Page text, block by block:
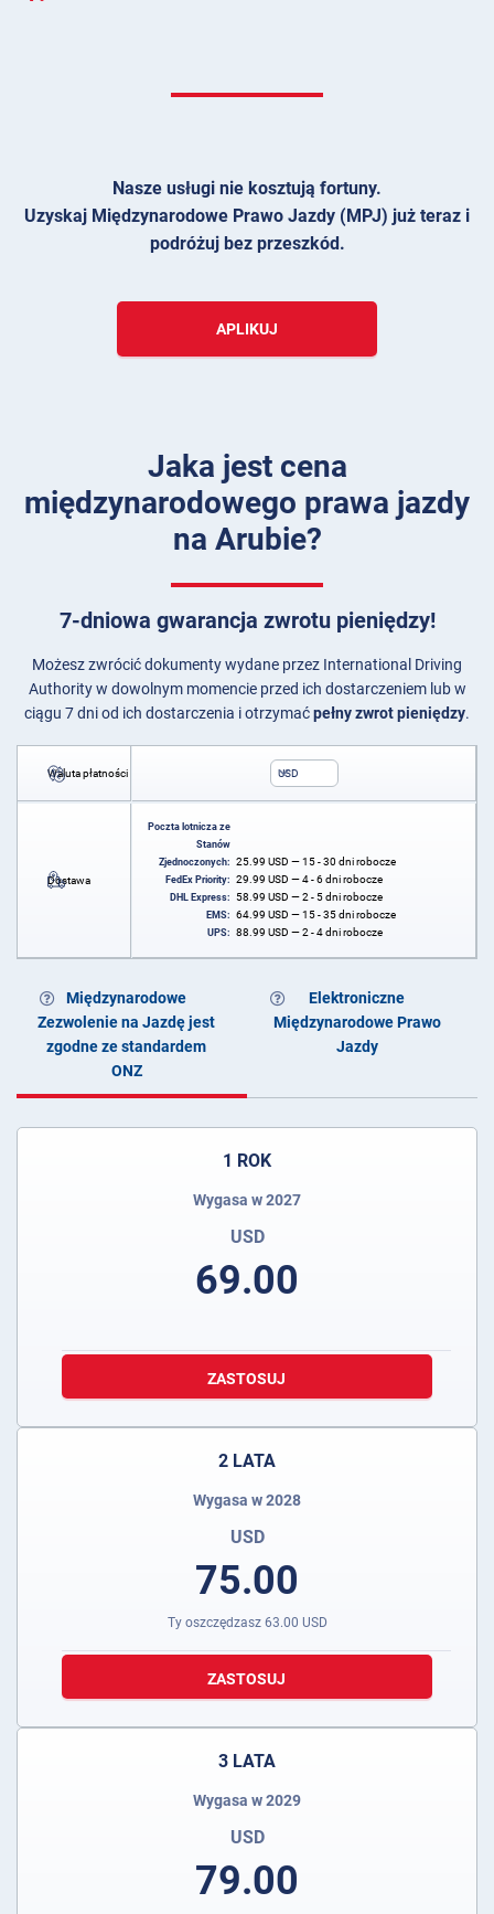
Nasze usługi nie kosztują fortuny.
Uzyskaj Międzynarodowe Prawo Jazdy (MPJ) już teraz i
podróżuj bez przeszkód.
APLIKUJ
Jaka jest cena
międzynarodowego prawa jazdy
na Arubie?
7-dniowa gwarancja zwrotu pieniędzy!
Możesz zwrócić dokumenty wydane przez International Driving
Authority w dowolnym momencie przed ich dostarczeniem lub w
ciągu 7 dni od ich dostarczenia i otrzymaćpełny zwrot pieniędzy.
Waluta płatności USD
Dostawa
Poczta lotnicza ze
Stanów
Zjednoczonych:
25.99 USD — 15 - 30 dni robocze
FedEx Priority: 29.99 USD — 4 - 6 dni robocze
DHL Express: 58.99 USD — 2 - 5 dni robocze
EMS: 64.99 USD — 15 - 35 dni robocze
UPS: 88.99 USD — 2 - 4 dni robocze
Międzynarodowe
Zezwolenie na Jazdę jest
zgodne ze standardem
ONZ
Elektroniczne
Międzynarodowe Prawo
Jazdy
1 ROK
Wygasa w 2027
USD
69.00
ZASTOSUJ
2 LATA
Wygasa w 2028
USD
75.00
Ty oszczędzasz 63.00 USD
ZASTOSUJ
3 LATA
Wygasa w 2029
USD
79.00